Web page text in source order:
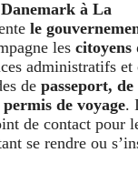
à La
le
les citoyens
administratifs et
de passeport,
de voyage.
de contact pour
se rendre ou